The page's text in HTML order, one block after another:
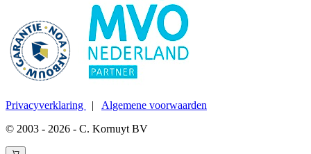
Privacyverklaring | Algemene voorwaarden
© 2003 - 2026 - C. Kornuyt BV